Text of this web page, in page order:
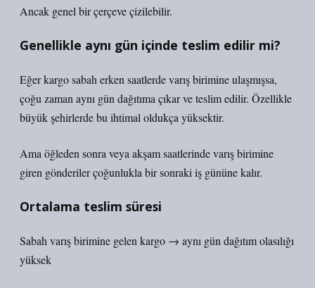
Ancak genel bir çerçeve çizilebilir.
Genellikle aynı gün içinde teslim edilir mi?
Eğer kargo sabah erken saatlerde varış birimine ulaşmışsa,
çoğu zaman aynı gün dağıtıma çıkar ve teslim edilir. Özellikle
büyük şehirlerde bu ihtimal oldukça yüksektir.
Ama öğleden sonra veya akşam saatlerinde varış birimine
giren gönderiler çoğunlukla bir sonraki iş gününe kalır.
Ortalama teslim süresi
Sabah varış birimine gelen kargo → aynı gün dağıtım olasılığı
yüksek